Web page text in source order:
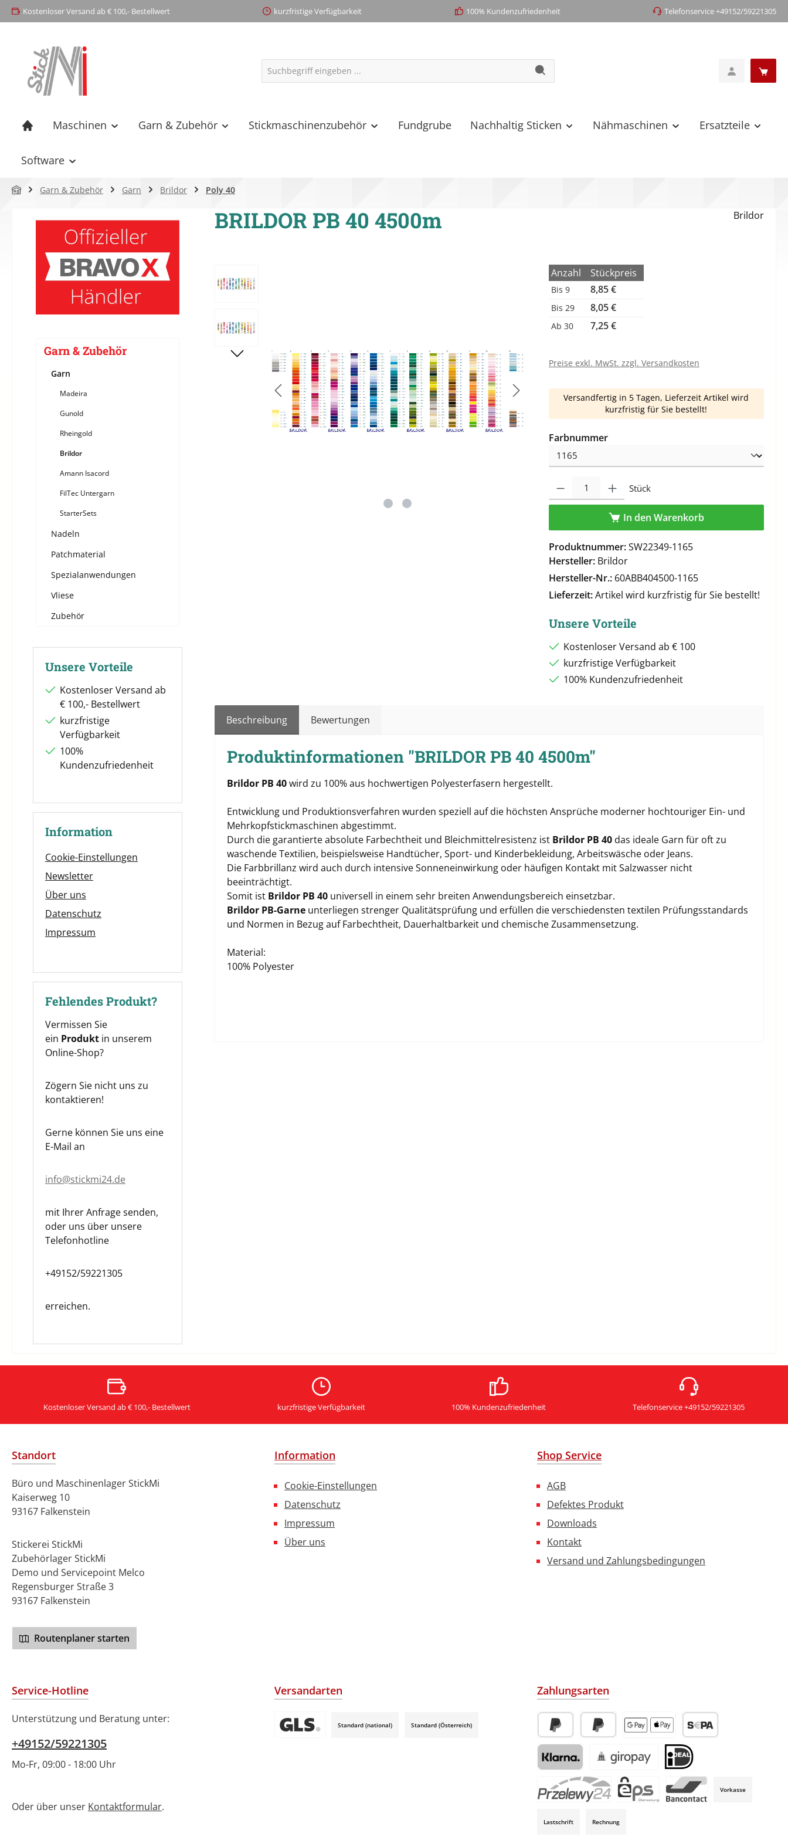
Zur Hauptnavigation springen
Kostenloser Versand ab € 100,- Bestellwert kurzfristige Verfügbarkeit 100% Kundenzufriedenheit Telefonservice +49152/59221305
Maschinen Garn & Zubehör Stickmaschinenzubehör Fundgrube Nachhaltig Sticken Nähmaschinen Ersatzteile
Software
Garn & Zubehör Garn Brildor Poly 40
Garn & Zubehör
Garn
Madeira
Gunold
Rheingold
Brildor
Amann Isacord
FilTec Untergarn
StarterSets
Nadeln
Patchmaterial
Spezialanwendungen
Vliese
Zubehör
Unsere Vorteile
Kostenloser Versand ab
€ 100,- Bestellwert
kurzfristige
Verfügbarkeit
100%
Kundenzufriedenheit
Information
Cookie-Einstellungen
Newsletter
Über uns
Datenschutz
Impressum
Fehlendes Produkt?
Vermissen Sie
ein Produkt in unserem
Online-Shop?
Zögern Sie nicht uns zu
kontaktieren!
Gerne können Sie uns eine
E-Mail an
info@stickmi24.de
mit Ihrer Anfrage senden,
oder uns über unsere
Telefonhotline
+49152/59221305
erreichen.
BRILDOR PB 40 4500m Brildor
Anzahl Stückpreis
Bis 9 8,85 €
Bis 29 8,05 €
Ab 30 7,25 €
Preise exkl. MwSt. zzgl. Versandkosten
Versandfertig in 5 Tagen, Lieferzeit Artikel wird
kurzfristig für Sie bestellt!
Farbnummerauswählen
Stück
In den Warenkorb
Produktnummer:SW22349-1165
Hersteller: Brildor
Hersteller-Nr.: 60ABB404500-1165
Lieferzeit:Artikel wird kurzfristig für Sie bestellt!
Unsere Vorteile
Kostenloser Versand ab € 100
kurzfristige Verfügbarkeit
100% Kundenzufriedenheit
Beschreibung Bewertungen
Produktinformationen "BRILDOR PB 40 4500m"
Brildor PB 40wird zu 100% aus hochwertigen Polyesterfasern hergestellt.
Entwicklung und Produktionsverfahren wurden speziell auf die höchsten Ansprüche moderner hochtouriger Ein- und
Mehrkopfstickmaschinen abgestimmt.
Durch die garantierte absolute Farbechtheit und Bleichmittelresistenz ist Brildor PB 40 das ideale Garn für oft zu
waschende Textilien, beispielsweise Handtücher, Sport- und Kinderbekleidung, Arbeitswäsche oder Jeans.
Die Farbbrillanz wird auch durch intensive Sonneneinwirkung oder häufigen Kontakt mit Salzwasser nicht
beeinträchtigt.
Somit ist Brildor PB 40 universell in einem sehr breiten Anwendungsbereich einsetzbar.
Brildor PB-Garne unterliegen strenger Qualitätsprüfung und erfüllen die verschiedensten textilen Prüfungsstandards
und Normen in Bezug auf Farbechtheit, Dauerhaltbarkeit und chemische Zusammensetzung.
Material:
100% Polyester
Kostenloser Versand ab € 100,- Bestellwert kurzfristige Verfügbarkeit 100% Kundenzufriedenheit Telefonservice +49152/59221305
Standort
Büro und Maschinenlager StickMi
Kaiserweg 10
93167 Falkenstein
Stickerei StickMi
Zubehörlager StickMi
Demo und Servicepoint Melco
Regensburger Straße 3
93167 Falkenstein
Routenplaner starten
Information
Cookie-Einstellungen
Datenschutz
Impressum
Über uns
Shop Service
AGB
Defektes Produkt
Downloads
Kontakt
Versand und Zahlungsbedingungen
Service-Hotline
Unterstützung und Beratung unter:
+49152/59221305
Mo-Fr, 09:00 - 18:00 Uhr
Oder über unser Kontaktformular.
Versandarten
Standard (national) Standard (Österreich)
Zahlungsarten
PayPal Später BezahlenApple Pay / Google Pay (via Stripe)
SEPA-Lastschrift (via
Klarna (via Stripe)Giropay (via Stripe) iDeal (via Stripe)
Vorkasse
Lastschrift Rechnung